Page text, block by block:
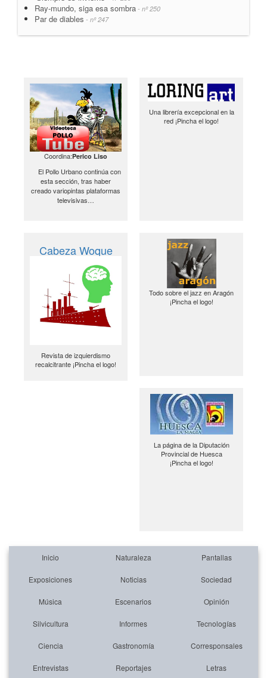
Ray-mundo, siga esa sombra - nº 250
Par de diables - nº 247
Coordina:Perico Liso
El Pollo Urbano continúa con
esta sección, tras haber
creado variopintas plataformas
televisivas…
Una librería excepcional en la
red ¡Pincha el logo!
Cabeza Woque
Revista de izquierdismo
recalcitrante ¡Pincha el logo!
Todo sobre el jazz en Aragón
¡Pincha el logo!
La página de la Diputación
Provincial de Huesca
¡Pincha el logo!
Inicio Naturaleza Pantallas
Exposiciones Noticias Sociedad
Música Escenarios Opinión
Silvicultura Informes Tecnologías
Ciencia Gastronomía Corresponsales
Entrevistas Reportajes Letras